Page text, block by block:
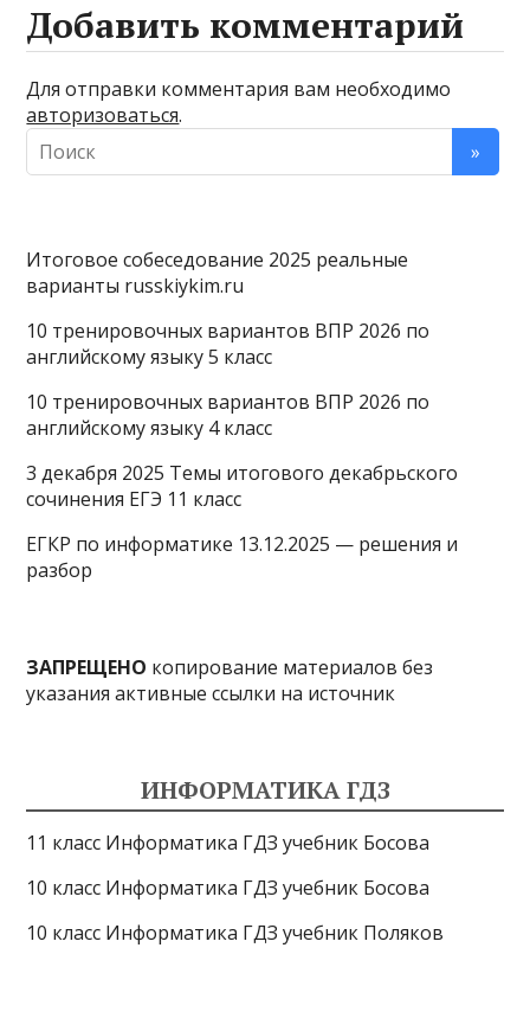
Добавить комментарий
Для отправки комментария вам необходимо
авторизоваться.
Итоговое собеседование 2025 реальные
варианты russkiykim.ru
10 тренировочных вариантов ВПР 2026 по
английскому языку 5 класс
10 тренировочных вариантов ВПР 2026 по
английскому языку 4 класс
3 декабря 2025 Темы итогового декабрьского
сочинения ЕГЭ 11 класс
ЕГКР по информатике 13.12.2025 — решения и
разбор
ЗАПРЕЩЕНО копирование материалов без
указания активные ссылки на источник
ИНФОРМАТИКА ГДЗ
11 класс Информатика ГДЗ учебник Босова
10 класс Информатика ГДЗ учебник Босова
10 класс Информатика ГДЗ учебник Поляков